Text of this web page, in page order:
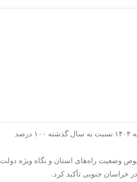
استاندار خراسان جنوبی گفت: اعتبارات باندهای دوم خراسان جنوبی در قانون بودجه ۱۴۰۴ نسبت به سال گذشته ۱۰۰ درصد
وضعیت راه‌های استان و نگاه ویژه دولت
جنوبی تأکید کرد.